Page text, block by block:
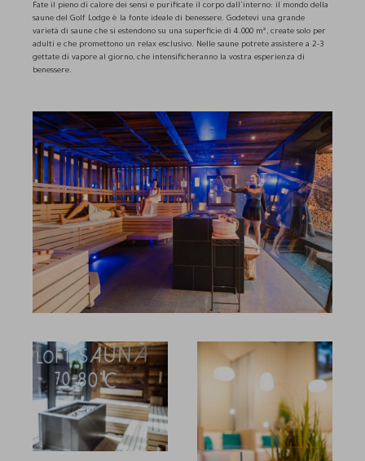
Fate il pieno di calore dei sensi e purificate il corpo dall’interno: il mondo della
saune del Golf Lodge è la fonte ideale di benessere. Godetevi una grande
varietà di saune che si estendono su una superficie di 4.000 m², create solo per
adulti e che promettono un relax esclusivo. Nelle saune potrete assistere a 2-3
gettate di vapore al giorno, che intensificheranno la vostra esperienza di
benessere.